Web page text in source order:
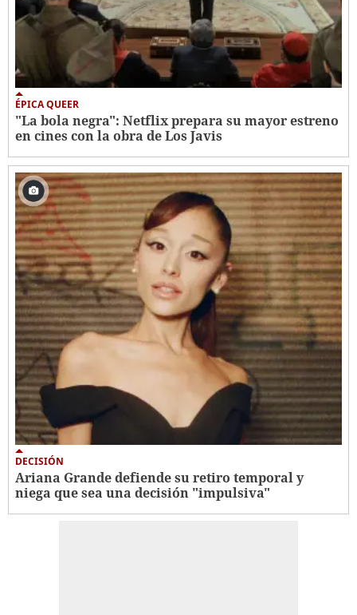
ÉPICA QUEER
"La bola negra": Netflix prepara su mayor estreno
en cines con la obra de Los Javis
DECISIÓN
Ariana Grande defiende su retiro temporal y
niega que sea una decisión "impulsiva"